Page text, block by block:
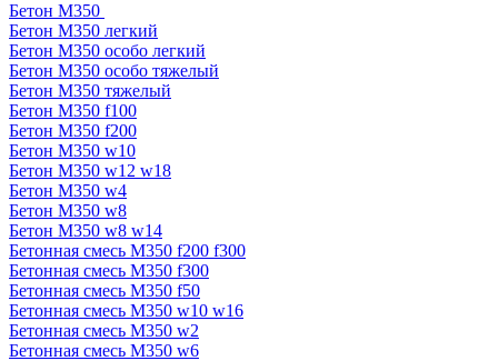
Бетон М350
Бетон М350 легкий
Бетон М350 особо легкий
Бетон М350 особо тяжелый
Бетон М350 тяжелый
Бетон М350 f100
Бетон М350 f200
Бетон М350 w10
Бетон М350 w12 w18
Бетон М350 w4
Бетон М350 w8
Бетон М350 w8 w14
Бетонная смесь М350 f200 f300
Бетонная смесь М350 f300
Бетонная смесь М350 f50
Бетонная смесь М350 w10 w16
Бетонная смесь М350 w2
Бетонная смесь М350 w6